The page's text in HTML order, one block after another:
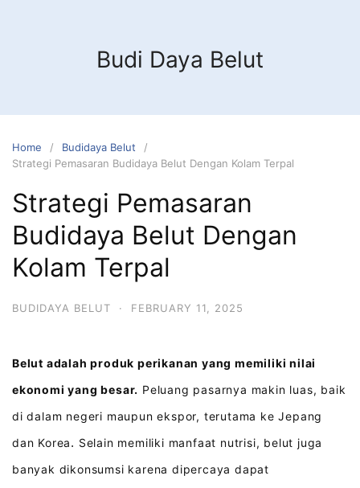
Budi Daya Belut
Home
Budidaya Belut
Strategi Pemasaran Budidaya Belut Dengan Kolam Terpal
Strategi Pemasaran
Budidaya Belut Dengan
Kolam Terpal
BUDIDAYA BELUT · FEBRUARY 11, 2025
Belut adalah produk perikanan yang memiliki nilai
ekonomi yang besar. Peluang pasarnya makin luas, baik
di dalam negeri maupun ekspor, terutama ke Jepang
dan Korea. Selain memiliki manfaat nutrisi, belut juga
banyak dikonsumsi karena dipercaya dapat